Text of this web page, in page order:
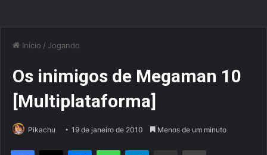
Início / Jogando
Os inimigos de Megaman 10
[Multiplataforma]
Pikachu 19 de janeiro de 2010 Menos de um minuto